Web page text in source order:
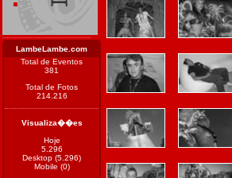
LambeLambe.com
Total de Eventos
381
Total de Fotos
214.216
Visualiza��es
Hoje
5.296
Desktop (5.296)
Mobile (0)